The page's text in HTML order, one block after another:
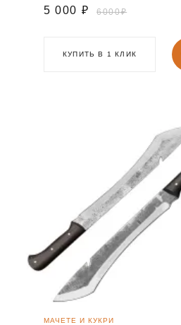
5 000 ₽ 6000₽
КУПИТЬ В 1 КЛИК
МАЧЕТЕ И КУКРИ